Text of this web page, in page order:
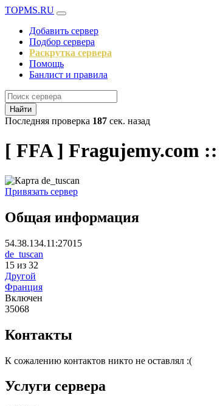
TOPMS.RU
Добавить сервер
Подбор сервера
Раскрутка сервера
Помощь
Банлист и правила
Найти
Последняя проверка 187 сек. назад
[ FFA ] Fragujemy.com
Привязать сервер
Общая информация
54.38.134.11:27015
de_tuscan
15 из 32
Другой
Франция
Включен
35068
Контакты
К сожалению контактов никто не оставлял :(
Услуги сервера